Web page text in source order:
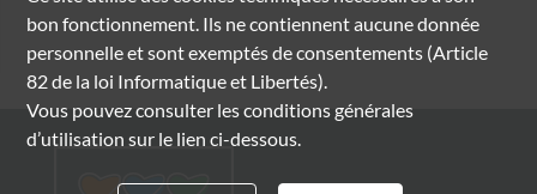
bon fonctionnement. Ils ne contiennent aucune donnée
personnelle et sont exemptés de consentements (Article
82 de la loi Informatique et Libertés).
Vous pouvez consulter les conditions générales
d’utilisation sur le lien ci-dessous.